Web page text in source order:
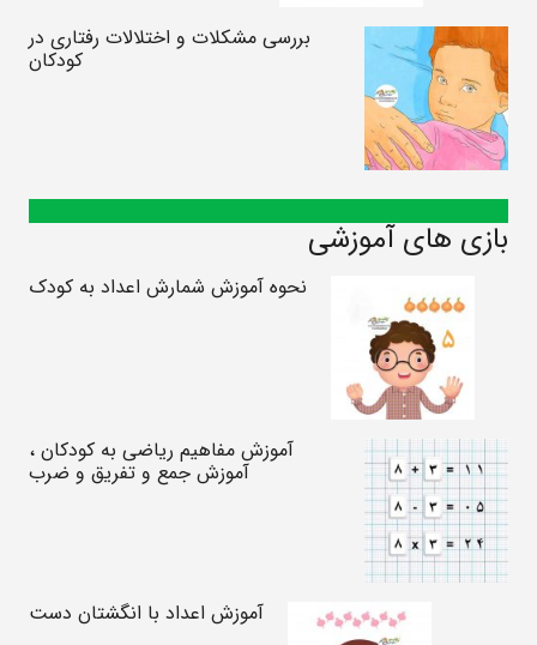
بررسی مشکلات و اختلالات رفتاری در
کودکان
بازی های آموزشی
نحوه آموزش شمارش اعداد به کودک
آموزش مفاهیم ریاضی به کودکان ،
آموزش جمع و تفریق و ضرب
آموزش اعداد با انگشتان دست